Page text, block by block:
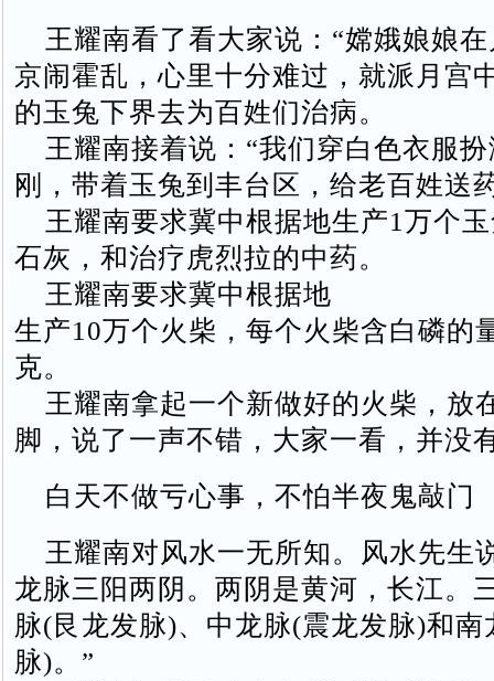
王耀南看了看大家说：“嫦娥娘娘
京闹霍乱，心里十分难过，就派月宫
的玉兔下界去为百姓们治病。
王耀南接着说：“我们穿白色衣服扮
刚，带着玉兔到丰台区，给老百姓送
王耀南要求冀中根据地生产1万个
石灰，和治疗虎烈拉的中药。
王耀南要求冀中根据地
生产10万个火柴，每个火柴含白磷的
克。
王耀南拿起一个新做好的火柴，放
脚，说了一声不错，大家一看，并没
白天不做亏心事，不怕半夜鬼敲门
王耀南对风水一无所知。风水先生
龙脉三阳两阴。两阴是黄河，长江。
脉(艮龙发脉)、中龙脉(震龙发脉)和南
脉)。”